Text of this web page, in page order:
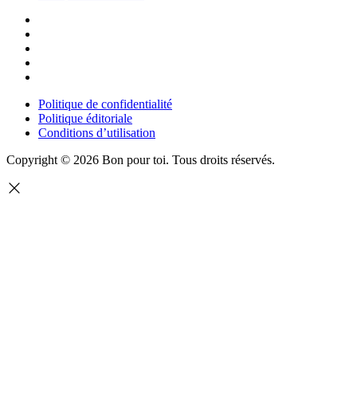
Politique de confidentialité
Politique éditoriale
Conditions d’utilisation
Copyright © 2026 Bon pour toi. Tous droits réservés.